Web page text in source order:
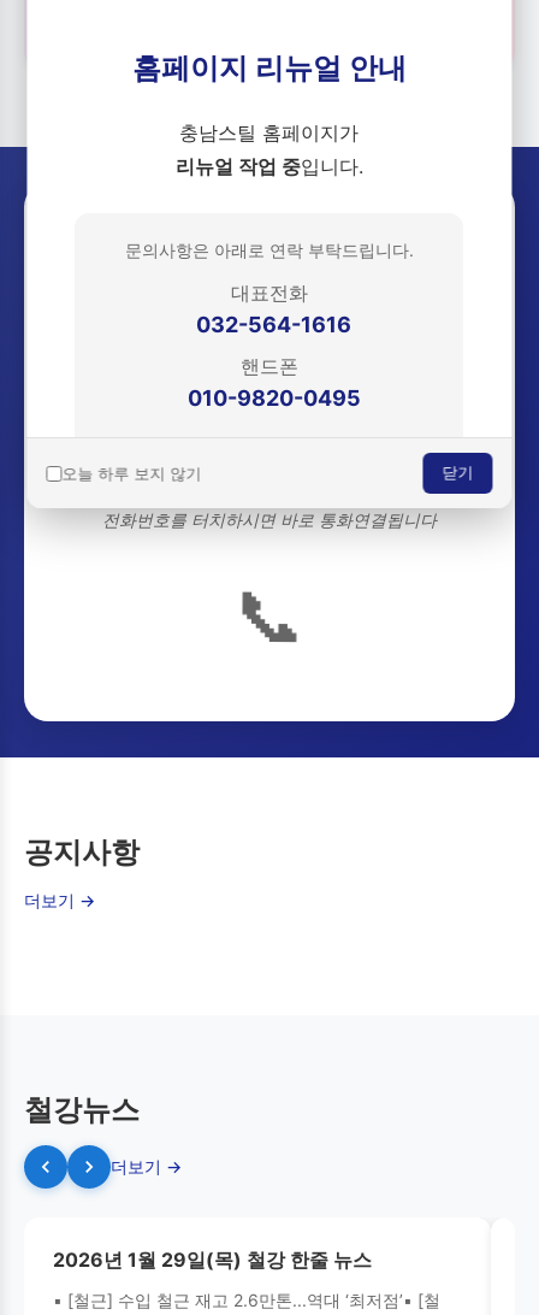
궁금한 점이 있으신가요? 지금
바로 연락주세요!
문의 :
010-9820-0495
(영업부 김영건 실장)
전화번호를 터치하시면 바로 통화연결됩니다
📞
공지사항
더보기 →
철강뉴스
더보기 →
2026년 1월 29일(목) 철강 한줄 뉴스
▪ [철근] 수입 철근 재고 2.6만톤...역대 ‘최저점’▪ [철
홈페이지 리뉴얼 안내
충남스틸 홈페이지가
리뉴얼 작업 중입니다.
문의사항은 아래로 연락 부탁드립니다.
대표전화
032-564-1616
핸드폰
010-9820-0495
더 나은 서비스로 찾아뵙겠습니다.
감사합니다.
오늘 하루 보지 않기 닫기